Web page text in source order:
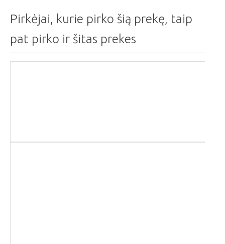
Pirkėjai, kurie pirko šią prekę, taip
pat pirko ir šitas prekes